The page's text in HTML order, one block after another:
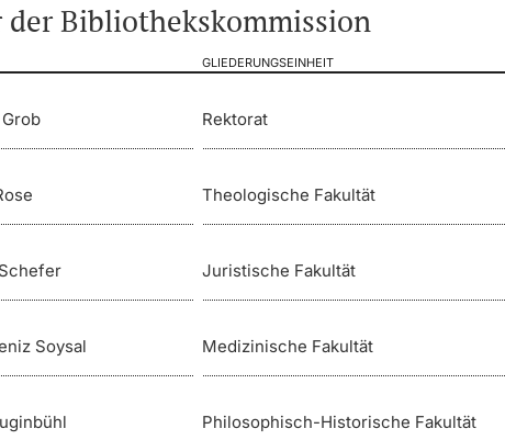
Bibliothekskommission
GLIEDERUNGSEINHEIT
Rektorat
Theologische Fakultät
Juristische Fakultät
Soysal Medizinische Fakultät
Philosophisch-Historische Fakultät